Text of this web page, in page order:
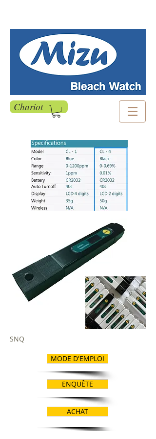
Chariot
SNQ
MODE D'EMPLOI
ENQUÊTE
ACHAT